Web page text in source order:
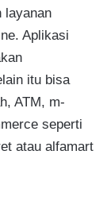
layanan
Aplikasi
itu bisa
ATM, m-
seperti
atau alfamart